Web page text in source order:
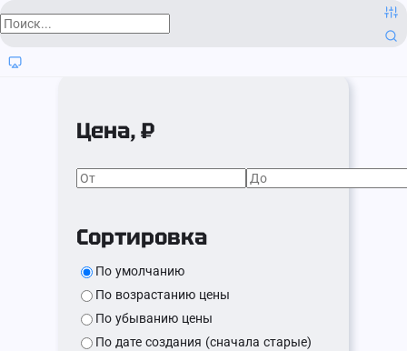
Цена, ₽
Сортировка
По умолчанию
По возрастанию цены
По убыванию цены
По дате создания (сначала старые)